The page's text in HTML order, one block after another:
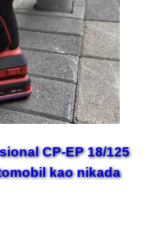
CP-EP 18/125
kao nikada